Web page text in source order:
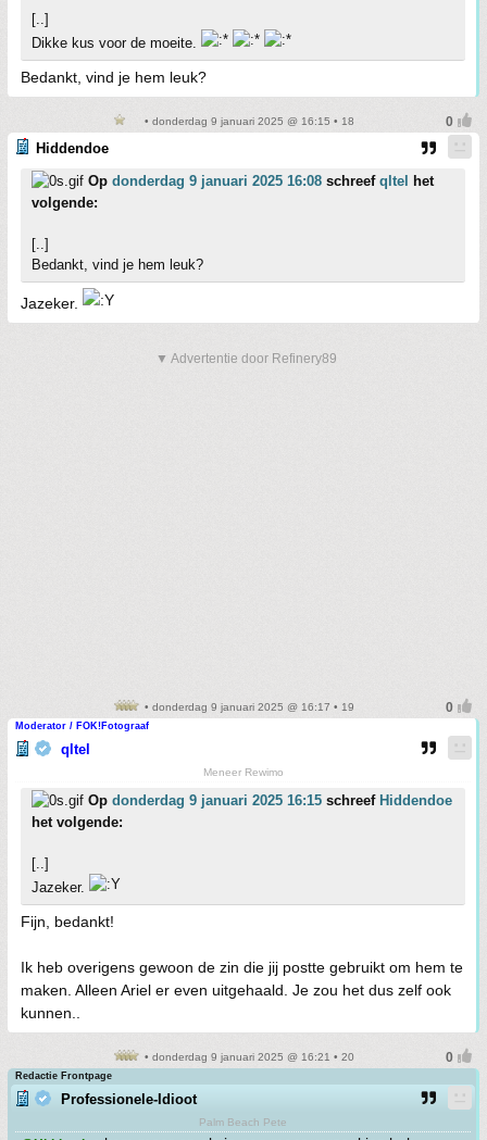
[..]
Dikke kus voor de moeite.
Bedankt, vind je hem leuk?
• donderdag 9 januari 2025 @ 16:15 • 18
Hiddendoe
Op donderdag 9 januari 2025 16:08 schreef qltel
het
volgende:
[..]
Bedankt, vind je hem leuk?
Jazeker.
▼ Advertentie door Refinery89
• donderdag 9 januari 2025 @ 16:17 • 19
Moderator / FOK!Fotograaf
qltel
Meneer Rewimo
Op donderdag 9 januari 2025 16:15 schreef Hiddendoe
het volgende:
[..]
Jazeker.
Fijn, bedankt!
Ik heb overigens gewoon de zin die jij postte gebruikt om hem te
maken. Alleen Ariel er even uitgehaald. Je zou het dus zelf ook
kunnen..
• donderdag 9 januari 2025 @ 16:21 • 20
Redactie Frontpage
Professionele-Idioot
Palm Beach Pete